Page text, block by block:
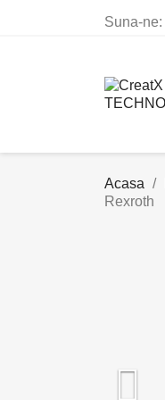
Suna-ne:
Acasa
Rexroth
